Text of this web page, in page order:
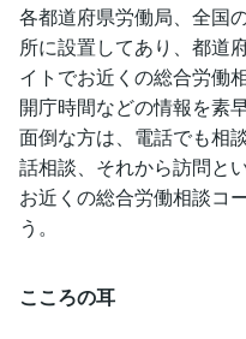
各都道府県労働局、全国
所に設置してあり、都道
イトでお近くの総合労働
開庁時間などの情報を素
面倒な方は、電話でも相
話相談、それから訪問と
お近くの総合労働相談コ
う。
こころの耳